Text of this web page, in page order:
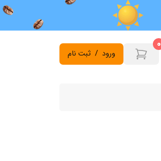
ثبت نام / ورود
0